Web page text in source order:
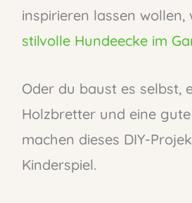
inspirieren lassen wollen,
stilvolle Hundeecke im
Oder du baust es selbst,
Holzbretter und eine
machen dieses DIY-
Kinderspiel.